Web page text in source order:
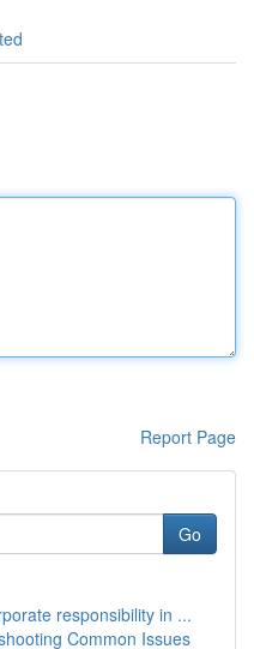
Report Page
Go
responsibility in ...
Common Issues